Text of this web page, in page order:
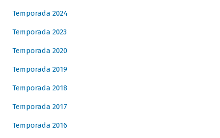
Temporada 2024
Temporada 2023
Temporada 2020
Temporada 2019
Temporada 2018
Temporada 2017
Temporada 2016